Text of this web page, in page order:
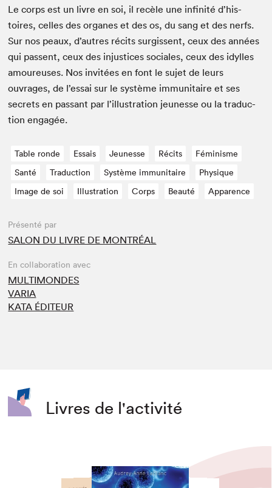
Le corps est un livre en soi, il recèle une infinité d’his­
toires, celles des organes et des os, du sang et des nerfs.
Sur nos peaux, d’autres réc­its sur­gis­sent, ceux des années
qui passent, ceux des injus­tices sociales, ceux des idylles
amoureuses. Nos invitées en font le sujet de leurs
ouvrages, de l’es­sai sur le sys­tème immu­ni­taire et ses
secrets en pas­sant par l’il­lus­tra­tion jeunesse ou la tra­duc­
tion engagée.
Table ronde Essais Jeunesse Récits
Féminisme
Santé
Traduction Système immunitaire
Physique
Image de soi
Illustration Corps Beauté Apparence
Présenté par
SALON DU LIVRE DE MONTRÉAL
En collaboration avec
MULTIMONDES
VARIA
KATA ÉDITEUR
Livres de l'activité